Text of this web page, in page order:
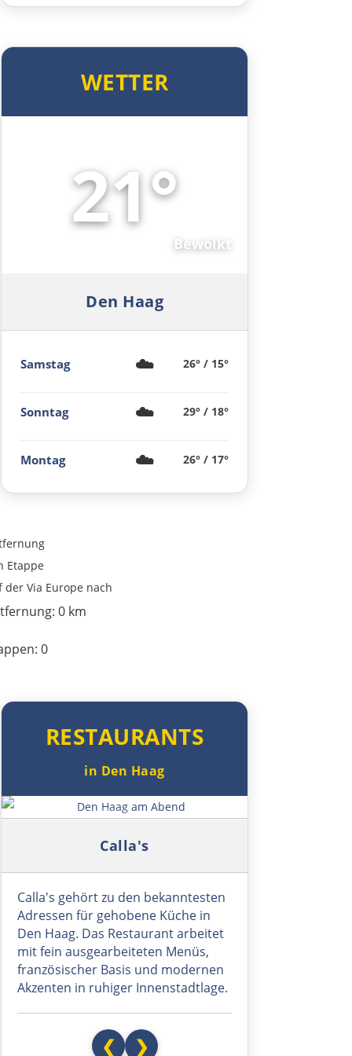
Helsingborg
Varberg
Jönköping
Tranås
Linköping
Nyköping
Uppsala
Söderhamn
Hudiksvall
Örnsköldsvik
Umeå
Skellefteå
Piteå
Haparanda
WETTER
21°
Bewölkt
Den Haag
Samstag ☁️ 26° / 15°
Sonntag ☁️ 29° / 18°
Montag ☁️ 26° / 17°
Etappe
der Via Europe nach
0 km
0
RESTAURANTS
in Den Haag
Symbolbild: Den Haag am Abend
Calla's
Calla's gehört zu den bekanntesten
Adressen für gehobene Küche in
Den Haag. Das Restaurant arbeitet
mit fein ausgearbeiteten Menüs,
französischer Basis und modernen
Akzenten in ruhiger Innenstadtlage.
❮ ❯